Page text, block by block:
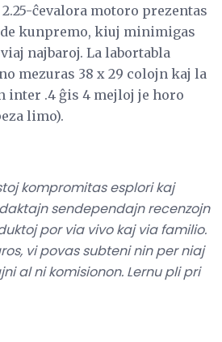
ĉevalora motoro prezentas
kunpremo, kiuj minimigas
najbaroj. La labortabla
mezuras 38 x 29 colojn kaj la
inter .4 ĝis 4 mejloj je horo
limo).
kompromitas esplori kaj
sendependajn recenzojn
por via vivo kaj via familio.
vi povas subteni nin per niaj
al ni komisionon. Lernu pli pri